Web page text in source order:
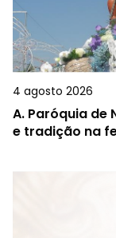
4 agosto 2026
A. Paróquia de
e tradição na